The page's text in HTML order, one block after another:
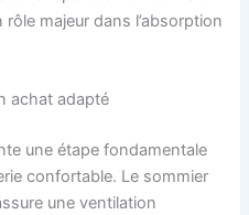
rôle majeur dans l’absorption
achat adapté
une étape fondamentale
confortable. Le sommier
une ventilation